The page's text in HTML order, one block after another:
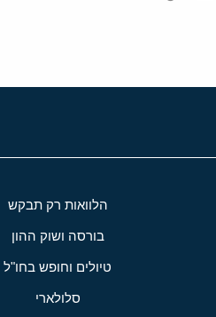
הלוואות רק תבקש
בורסה ושוק ההון
טיולים וחופש בחו"ל
סלולארי